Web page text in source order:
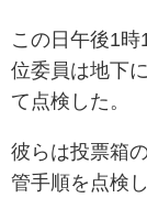
この日午後1
位委員は地下
て点検した。
彼らは投票箱
管手順を点検